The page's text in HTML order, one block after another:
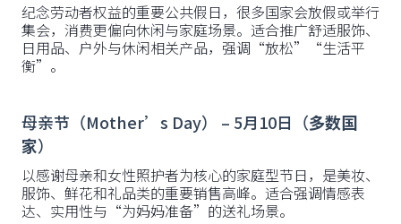
纪念劳动者权益的重要公共假日，很多国家会放假或举行
集会，消费更偏向休闲与家庭场景。适合推广舒适服饰、
日用品、户外与休闲相关产品，强调“放松”“生活平
衡”。
母亲节（Mother’s Day） – 5月10日（多数国
家）
以感谢母亲和女性照护者为核心的家庭型节日，是美妆、
服饰、鲜花和礼品类的重要销售高峰。适合强调情感表
达、实用性与“为妈妈准备”的送礼场景。